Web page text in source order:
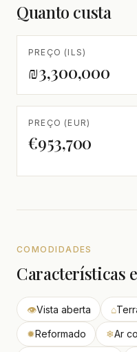
Quanto custa
PREÇO (ILS)
₪3,300,000
PREÇO (EUR)
€953,700
COMODIDADES
Características
👁Vista aberta ⌂
✹Reformado ❄Ar